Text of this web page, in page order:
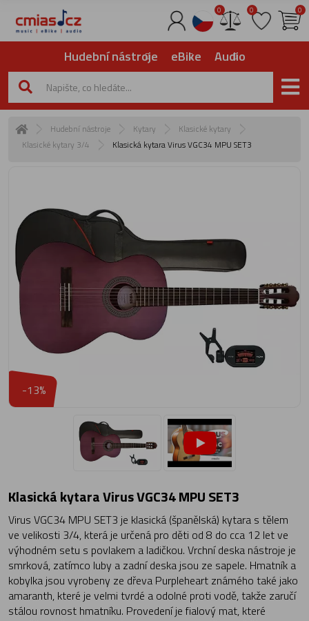
0 0 0
Hudební nástroje eBike Audio
Hudební nástroje Kytary
Klasické kytary
Klasické kytary 3/4
Klasická kytara Virus VGC34 MPU SET3
-13%
Klasická kytara Virus VGC34 MPU SET3
Virus VGC34 MPU SET3 je klasická (španělská) kytara s tělem
ve velikosti 3/4, která je určená pro děti od 8 do cca 12 let ve
výhodném setu s povlakem a ladičkou. Vrchní deska nástroje je
smrková, zatímco luby a zadní deska jsou ze sapele. Hmatník a
kobylka jsou vyrobeny ze dřeva Purpleheart známého také jako
amaranth, které je velmi tvrdé a odolné proti vodě, takže zaručí
stálou rovnost hmatníku. Provedení je fialový mat, které